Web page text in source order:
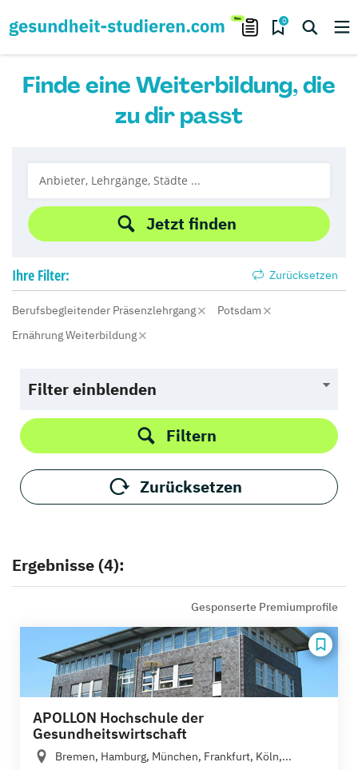
0
Finde eine Weiterbildung, die
zu dir passt
Jetzt finden
Ihre Filter: Zurücksetzen
Berufsbegleitender Präsenzlehrgang
Potsdam
Ernährung Weiterbildung
Filter einblenden
Filtern
Zurücksetzen
Ergebnisse (4):
Gesponserte Premiumprofile
APOLLON Hochschule der
Gesundheitswirtschaft
Bremen, Hamburg, München, Frankfurt, Köln,...